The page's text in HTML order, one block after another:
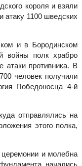
короля и взяли
1100 шведских
и в Бородинском
войны полк храбро
атаки противника. В
человек получили
Победоносца 4-й
отправлялись на
этого полка,
церемонии и молебна
начались